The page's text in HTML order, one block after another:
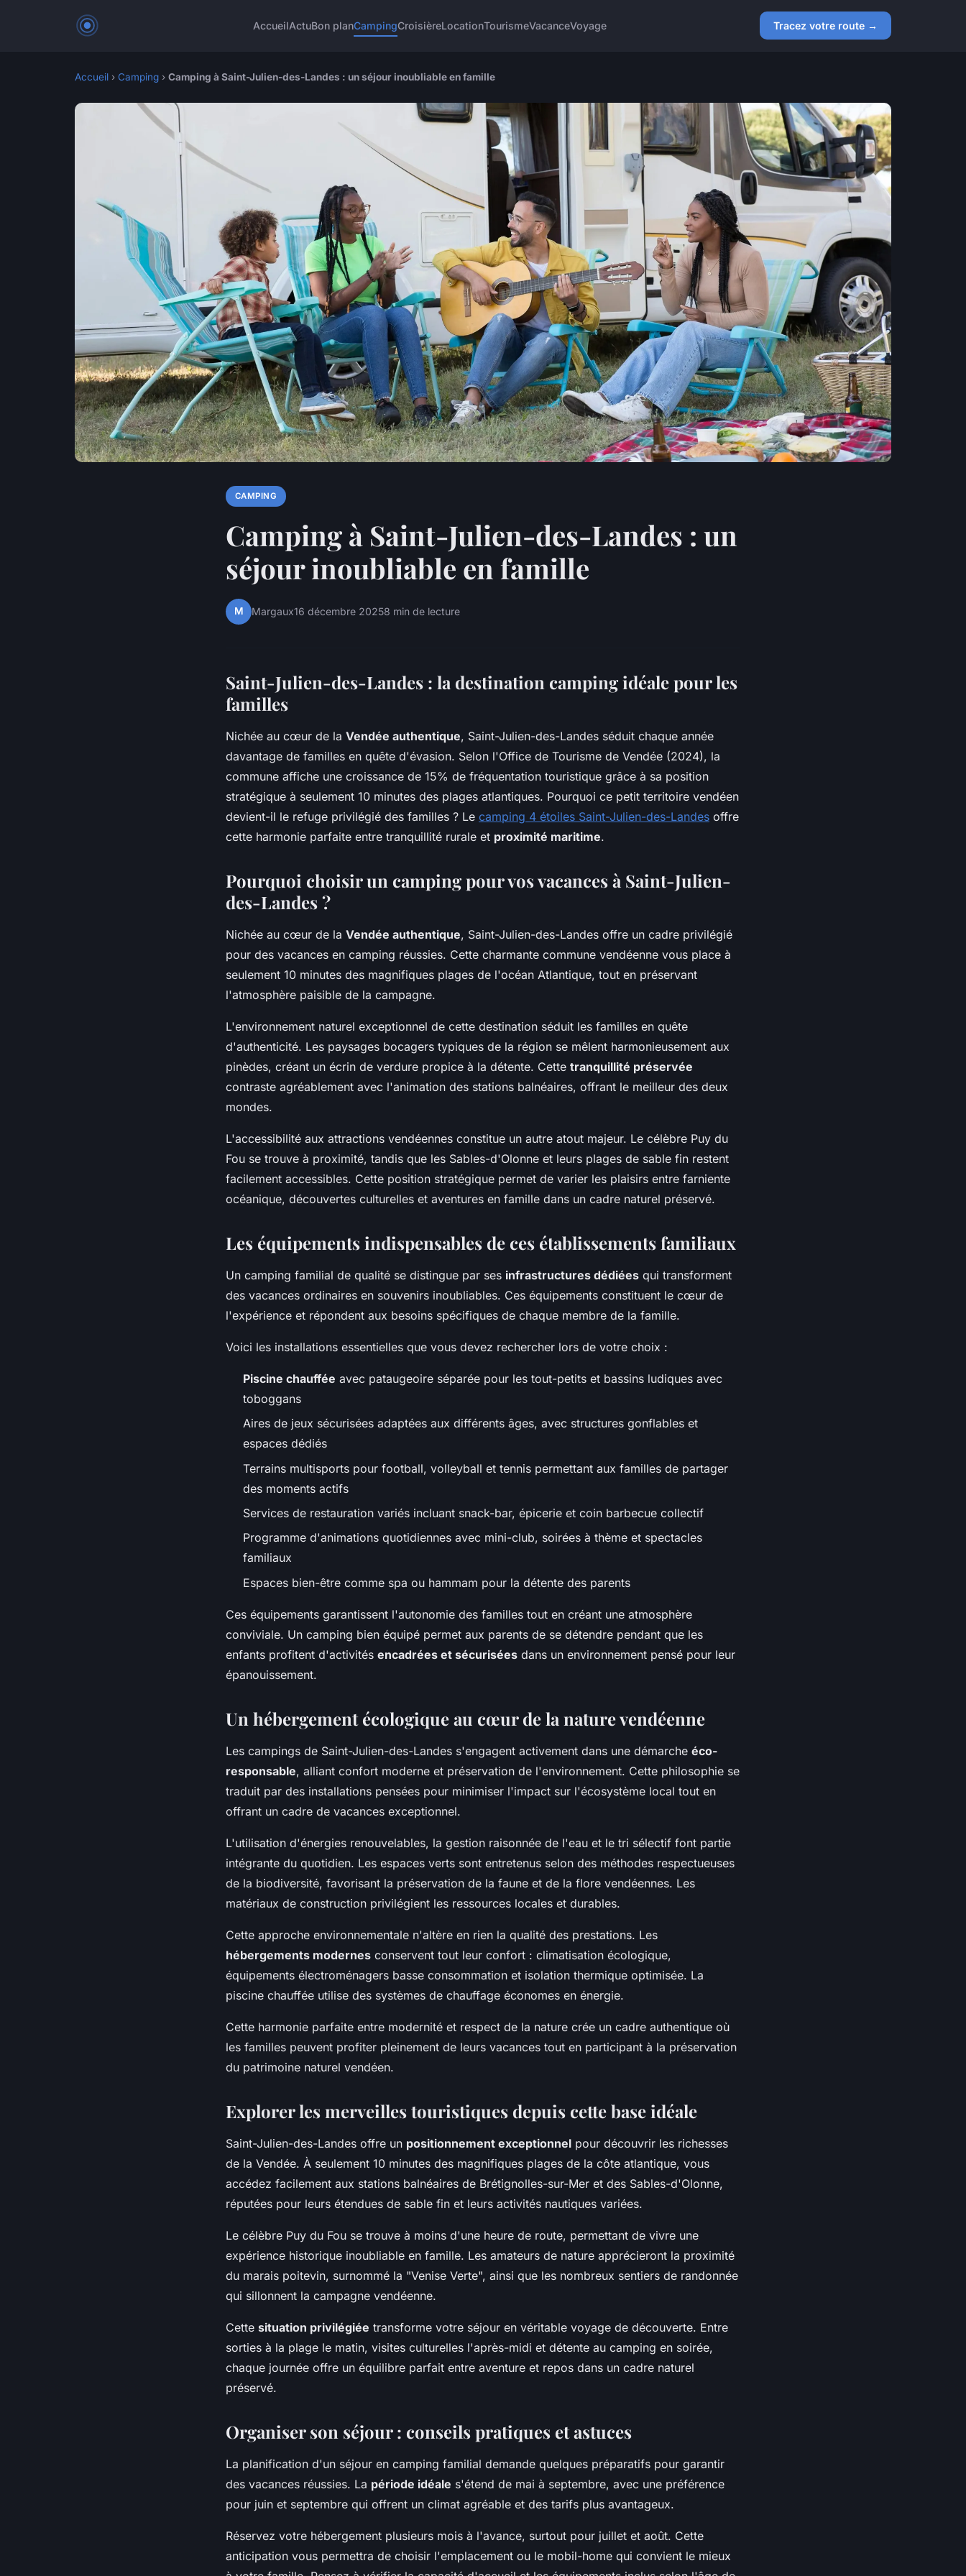
AccueilActuBon planCampingCroisièreLocationTourismeVacanceVoyage Tracez votre route →
Accueil › Camping › Camping à Saint-Julien-des-Landes : un séjour inoubliable en famille
CAMPING
Camping à Saint-Julien-des-Landes : un
séjour inoubliable en famille
M Margaux16 décembre 20258 min de lecture
Saint-Julien-des-Landes : la destination camping idéale pour les
familles
Nichée au cœur de la Vendée authentique, Saint-Julien-des-Landes séduit chaque année
davantage de familles en quête d'évasion. Selon l'Office de Tourisme de Vendée (2024), la
commune affiche une croissance de 15% de fréquentation touristique grâce à sa position
stratégique à seulement 10 minutes des plages atlantiques. Pourquoi ce petit territoire vendéen
devient-il le refuge privilégié des familles ? Le camping 4 étoiles Saint-Julien-des-Landes offre
cette harmonie parfaite entre tranquillité rurale et proximité maritime.
Pourquoi choisir un camping pour vos vacances à Saint-Julien-
des-Landes ?
Nichée au cœur de la Vendée authentique, Saint-Julien-des-Landes offre un cadre privilégié
pour des vacances en camping réussies. Cette charmante commune vendéenne vous place à
seulement 10 minutes des magnifiques plages de l'océan Atlantique, tout en préservant
l'atmosphère paisible de la campagne.
L'environnement naturel exceptionnel de cette destination séduit les familles en quête
d'authenticité. Les paysages bocagers typiques de la région se mêlent harmonieusement aux
pinèdes, créant un écrin de verdure propice à la détente. Cette tranquillité préservée
contraste agréablement avec l'animation des stations balnéaires, offrant le meilleur des deux
mondes.
L'accessibilité aux attractions vendéennes constitue un autre atout majeur. Le célèbre Puy du
Fou se trouve à proximité, tandis que les Sables-d'Olonne et leurs plages de sable fin restent
facilement accessibles. Cette position stratégique permet de varier les plaisirs entre farniente
océanique, découvertes culturelles et aventures en famille dans un cadre naturel préservé.
Les équipements indispensables de ces établissements familiaux
Un camping familial de qualité se distingue par ses infrastructures dédiées qui transforment
des vacances ordinaires en souvenirs inoubliables. Ces équipements constituent le cœur de
l'expérience et répondent aux besoins spécifiques de chaque membre de la famille.
Voici les installations essentielles que vous devez rechercher lors de votre choix :
Piscine chauffée avec pataugeoire séparée pour les tout-petits et bassins ludiques avec
toboggans
Aires de jeux sécurisées adaptées aux différents âges, avec structures gonflables et
espaces dédiés
Terrains multisports pour football, volleyball et tennis permettant aux familles de partager
des moments actifs
Services de restauration variés incluant snack-bar, épicerie et coin barbecue collectif
Programme d'animations quotidiennes avec mini-club, soirées à thème et spectacles
familiaux
Espaces bien-être comme spa ou hammam pour la détente des parents
Ces équipements garantissent l'autonomie des familles tout en créant une atmosphère
conviviale. Un camping bien équipé permet aux parents de se détendre pendant que les
enfants profitent d'activités encadrées et sécurisées dans un environnement pensé pour leur
épanouissement.
Un hébergement écologique au cœur de la nature vendéenne
Les campings de Saint-Julien-des-Landes s'engagent activement dans une démarche éco-
responsable, alliant confort moderne et préservation de l'environnement. Cette philosophie se
traduit par des installations pensées pour minimiser l'impact sur l'écosystème local tout en
offrant un cadre de vacances exceptionnel.
L'utilisation d'énergies renouvelables, la gestion raisonnée de l'eau et le tri sélectif font partie
intégrante du quotidien. Les espaces verts sont entretenus selon des méthodes respectueuses
de la biodiversité, favorisant la préservation de la faune et de la flore vendéennes. Les
matériaux de construction privilégient les ressources locales et durables.
Cette approche environnementale n'altère en rien la qualité des prestations. Les
hébergements modernes conservent tout leur confort : climatisation écologique,
équipements électroménagers basse consommation et isolation thermique optimisée. La
piscine chauffée utilise des systèmes de chauffage économes en énergie.
Cette harmonie parfaite entre modernité et respect de la nature crée un cadre authentique où
les familles peuvent profiter pleinement de leurs vacances tout en participant à la préservation
du patrimoine naturel vendéen.
Explorer les merveilles touristiques depuis cette base idéale
Saint-Julien-des-Landes offre un positionnement exceptionnel pour découvrir les richesses
de la Vendée. À seulement 10 minutes des magnifiques plages de la côte atlantique, vous
accédez facilement aux stations balnéaires de Brétignolles-sur-Mer et des Sables-d'Olonne,
réputées pour leurs étendues de sable fin et leurs activités nautiques variées.
Le célèbre Puy du Fou se trouve à moins d'une heure de route, permettant de vivre une
expérience historique inoubliable en famille. Les amateurs de nature apprécieront la proximité
du marais poitevin, surnommé la "Venise Verte", ainsi que les nombreux sentiers de randonnée
qui sillonnent la campagne vendéenne.
Cette situation privilégiée transforme votre séjour en véritable voyage de découverte. Entre
sorties à la plage le matin, visites culturelles l'après-midi et détente au camping en soirée,
chaque journée offre un équilibre parfait entre aventure et repos dans un cadre naturel
préservé.
Organiser son séjour : conseils pratiques et astuces
La planification d'un séjour en camping familial demande quelques préparatifs pour garantir
des vacances réussies. La période idéale s'étend de mai à septembre, avec une préférence
pour juin et septembre qui offrent un climat agréable et des tarifs plus avantageux.
Réservez votre hébergement plusieurs mois à l'avance, surtout pour juillet et août. Cette
anticipation vous permettra de choisir l'emplacement ou le mobil-home qui convient le mieux